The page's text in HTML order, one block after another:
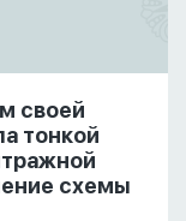
своей
тонкой
схемы